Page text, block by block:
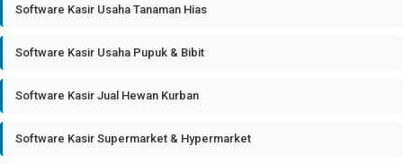
Software Kasir Usaha Tanaman Hias
Software Kasir Usaha Pupuk & Bibit
Software Kasir Jual Hewan Kurban
Software Kasir Supermarket & Hypermarket